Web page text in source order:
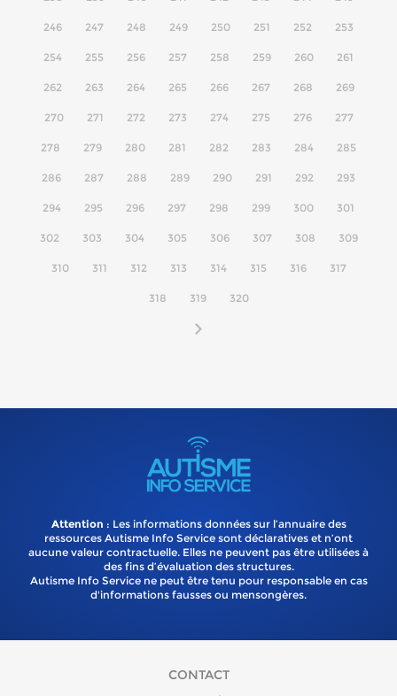
246 247 248 249 250 251 252 253
254 255 256 257 258 259 260 261
262 263 264 265 266 267 268 269
270 271 272 273 274 275 276 277
278 279 280 281 282 283 284 285
286 287 288 289 290 291 292 293
294 295 296 297 298 299 300 301
302 303 304 305 306 307 308 309
310 311 312 313 314 315 316 317
318 319 320
Attention : Les informations données sur l’annuaire des
ressources Autisme Info Service sont déclaratives et n’ont
aucune valeur contractuelle. Elles ne peuvent pas être utilisées à
des fins d’évaluation des structures.
Autisme Info Service ne peut être tenu pour responsable en cas
d'informations fausses ou mensongères.
CONTACT